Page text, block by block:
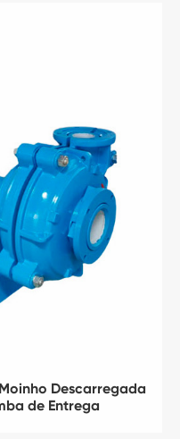
Descarregada
de Entrega